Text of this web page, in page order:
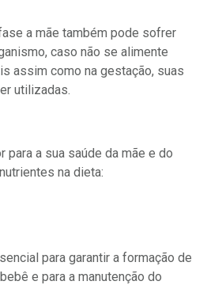
a mãe também pode sofrer
caso não se alimente
assim como na gestação, suas
utilizadas.
para a sua saúde da mãe e do
na dieta:
para garantir a formação de
e para a manutenção do